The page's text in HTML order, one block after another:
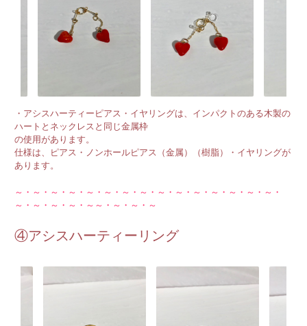
・アシスハーティーピアス・イヤリングは、インパクトのある木製の
ハートとネックレスと同じ金属枠
の使用があります。
仕様は、ピアス・ノンホールピアス（金属）（樹脂）・イヤリングが
あります。
～・～・～・～・～・～・～・～・～・～・～・～・～・～・～・
～・～・～・～・～～・～・～・～
④アシスハーティーリング